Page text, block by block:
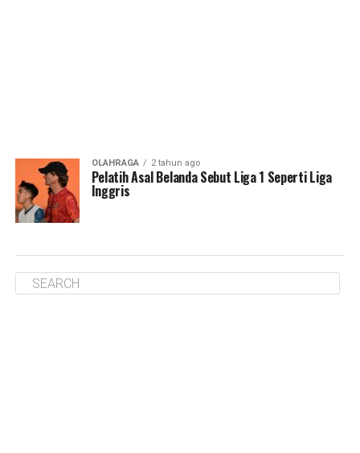
OLAHRAGA 2 tahun ago
Pelatih Asal Belanda Sebut Liga 1 Seperti Liga
Inggris